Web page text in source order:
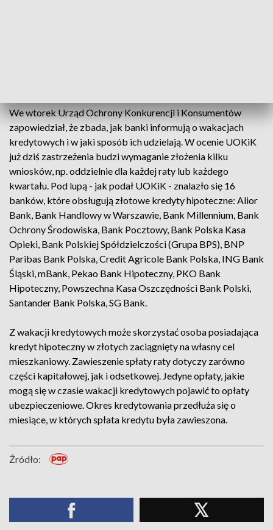
We wtorek Urząd Ochrony Konkurencji i Konsumentów
zapowiedział, że zbada, jak banki informują o wakacjach
kredytowych i w jaki sposób ich udzielają. W ocenie UOKiK
już dziś zastrzeżenia budzi wymaganie złożenia kilku
wniosków, np. oddzielnie dla każdej raty lub każdego
kwartału. Pod lupą - jak podał UOKiK - znalazło się 16
banków, które obsługują złotowe kredyty hipoteczne: Alior
Bank, Bank Handlowy w Warszawie, Bank Millennium, Bank
Ochrony Środowiska, Bank Pocztowy, Bank Polska Kasa
Opieki, Bank Polskiej Spółdzielczości (Grupa BPS), BNP
Paribas Bank Polska, Credit Agricole Bank Polska, ING Bank
Śląski, mBank, Pekao Bank Hipoteczny, PKO Bank
Hipoteczny, Powszechna Kasa Oszczędności Bank Polski,
Santander Bank Polska, SG Bank.
Z wakacji kredytowych może skorzystać osoba posiadająca
kredyt hipoteczny w złotych zaciągnięty na własny cel
mieszkaniowy. Zawieszenie spłaty raty dotyczy zarówno
części kapitałowej, jak i odsetkowej. Jedyne opłaty, jakie
mogą się w czasie wakacji kredytowych pojawić to opłaty
ubezpieczeniowe. Okres kredytowania przedłuża się o
miesiące, w których spłata kredytu była zawieszona.
Źródło: